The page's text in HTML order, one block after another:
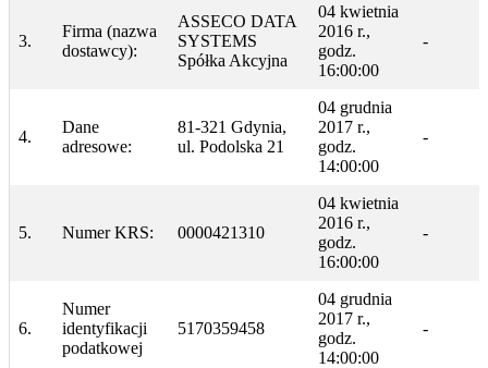
3.
Firma (nazwa
dostawcy):
ASSECO DATA
SYSTEMS
Spółka Akcyjna
04 kwietnia
2016 r.,
godz.
16:00:00
-
4.
Dane
adresowe:
81-321 Gdynia,
ul. Podolska 21
04 grudnia
2017 r.,
godz.
14:00:00
-
5. Numer KRS: 0000421310
04 kwietnia
2016 r.,
godz.
16:00:00
-
6.
Numer
identyfikacji
podatkowej
5170359458
04 grudnia
2017 r.,
godz.
14:00:00
-